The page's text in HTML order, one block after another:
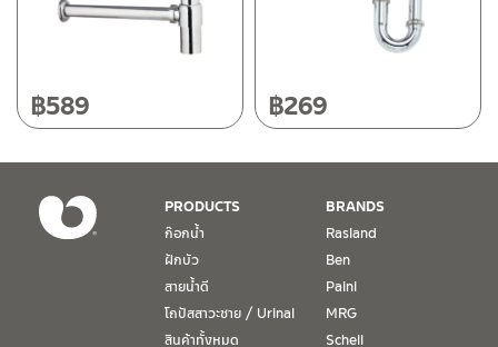
฿589 ฿269
PRODUCTS
ก๊อกน้ำ
ฝักบัว
สายน้ำดี
โถปัสสาวะชาย / Urinal
สินค้าทั้งหมด
BRANDS
Rasland
Ben
Paini
MRG
Schell